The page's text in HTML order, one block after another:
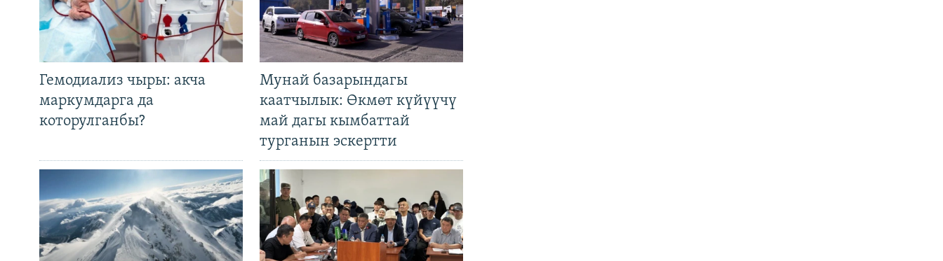
Гемодиализ чыры: акча
маркумдарга да
которулганбы?
Мунай базарындагы
каатчылык: Өкмөт күйүүчү
май дагы кымбаттай
турганын эскертти